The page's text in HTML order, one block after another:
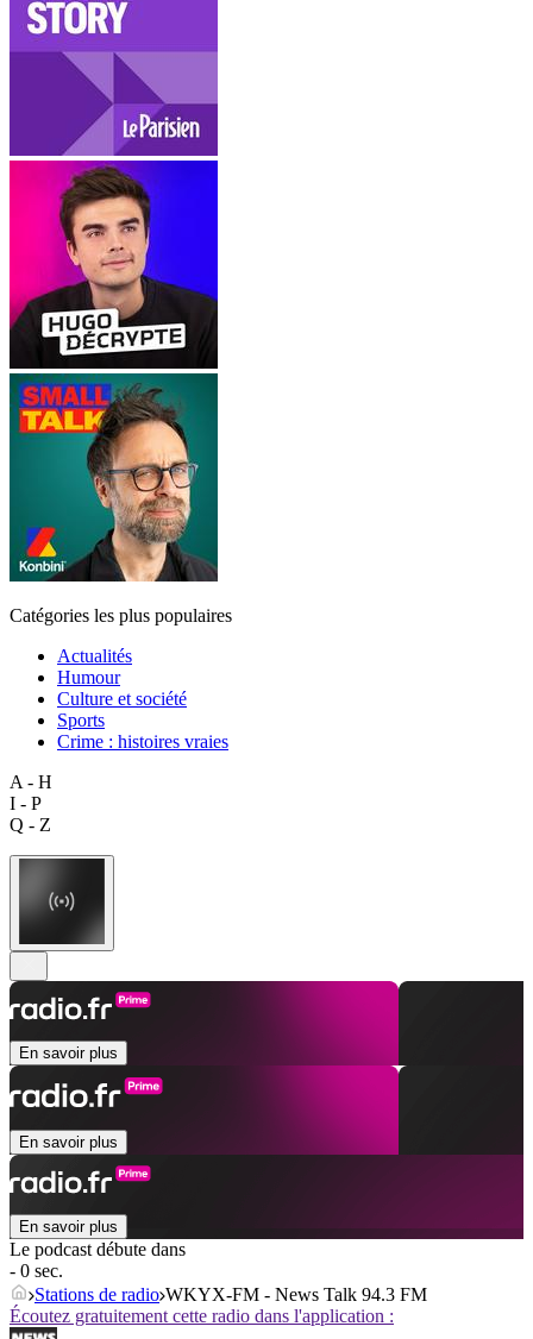
Catégories les plus populaires
Actualités
Humour
Culture et société
Sports
Crime : histoires vraies
A - H
I - P
Q - Z
En savoir plus
En savoir plus
En savoir plus
Le podcast débute dans
- 0 sec.
Stations de radio WKYX-FM - News Talk 94.3 FM
Écoutez gratuitement cette radio dans l'application :